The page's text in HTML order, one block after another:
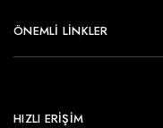
ÖNEMLI LINKLER
HIZLI ERİŞİM